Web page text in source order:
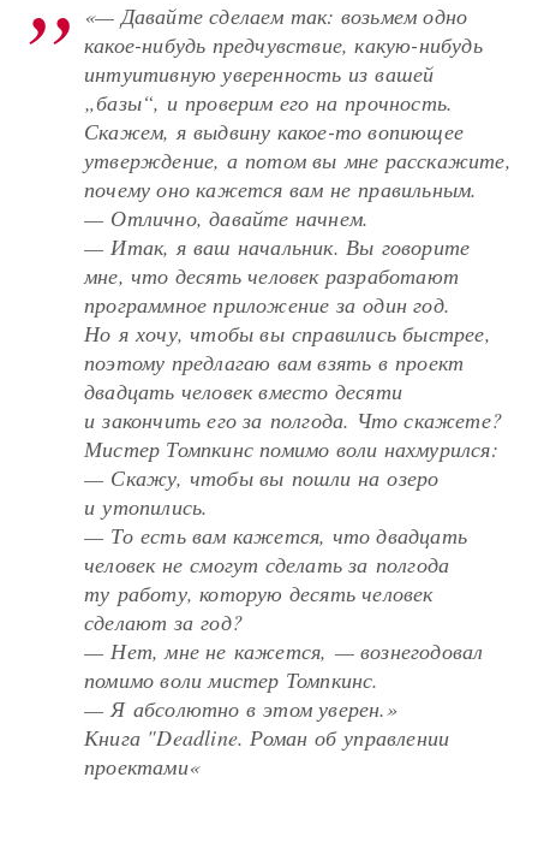
«— Давайте сделаем так: возьмем одно
какое-нибудь предчувствие, какую-нибудь
интуитивную уверенность из вашей
„базы“, и проверим его на прочность.
Скажем, я выдвину какое-то вопиющее
утверждение, а потом вы мне расскажите,
почему оно кажется вам не правильным.
— Отлично, давайте начнем.
— Итак, я ваш начальник. Вы говорите
мне, что десять человек разработают
программное приложение за один год.
Но я хочу, чтобы вы справились быстрее,
поэтому предлагаю вам взять в проект
двадцать человек вместо десяти
и закончить его за полгода. Что скажете?
Мистер Томпкинс помимо воли нахмурился:
— Скажу, чтобы вы пошли на озеро
и утопились.
— То есть вам кажется, что двадцать
человек не смогут сделать за полгода
ту работу, которую десять человек
сделают за год?
— Нет, мне не кажется, — вознегодовал
помимо воли мистер Томпкинс.
— Я абсолютно в этом уверен.»
Книга "Deadline. Роман об управлении
проектами«